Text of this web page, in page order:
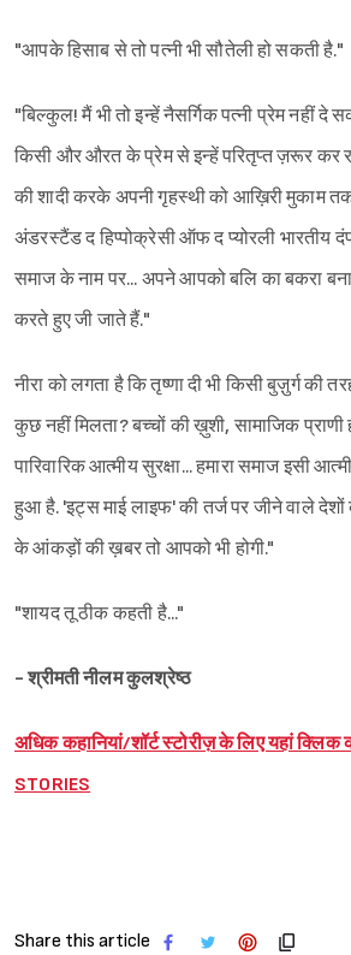
"आपके हिसाब से तो पत्नी भी सौतेली हो सकती है."
"बिल्कुल! मैं भी तो इन्हें नैसर्गिक पत्नी प्रेम नहीं दे
किसी और औरत के प्रेम से इन्हें परितृप्त ज़रूर कर
की शादी करके अपनी गृहस्थी को आख़िरी मुकाम
अंडरस्टैंड द हिप्पोक्रेसी ऑफ द प्योरली भारतीय
समाज के नाम पर... अपने आपको बलि का बकरा
करते हुए जी जाते हैं."
नीरा को लगता है कि तृष्णा दी भी किसी बुज़ुर्ग की
कुछ नहीं मिलता? बच्चों की ख़ुशी, सामाजिक
पारिवारिक आत्मीय सुरक्षा... हमारा समाज इसी
हुआ है. 'इट्स माई लाइफ' की तर्ज पर जीने वाले
के आंकड़ों की ख़बर तो आपको भी होगी."
"शायद तू ठीक कहती है..."
- श्रीमती नीलम कुलश्रेष्ठ
अधिक कहानियां/शॉर्ट स्टोरीज़ के लिए यहां
STORIES
Share this article